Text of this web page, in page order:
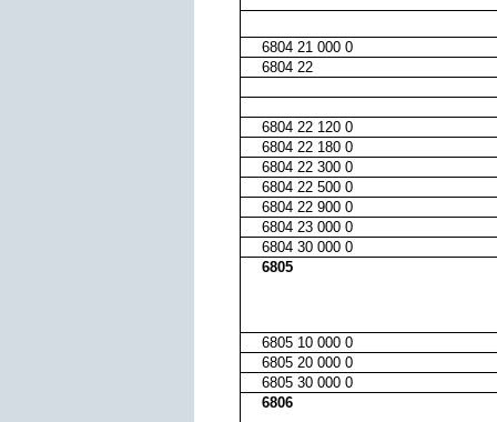
6804 21 000 0
6804 22
6804 22 120 0
6804 22 180 0
6804 22 300 0
6804 22 500 0
6804 22 900 0
6804 23 000 0
6804 30 000 0
6805
6805 10 000 0
6805 20 000 0
6805 30 000 0
6806